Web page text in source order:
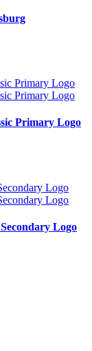
Primary Logo
Logo